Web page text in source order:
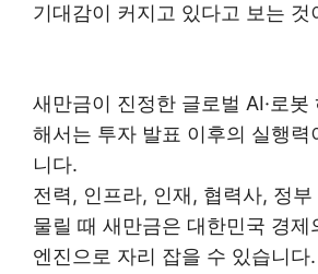
기대감이 커지고 있다고 보는 것
새만금이 진정한 글로벌 AI·로봇
해서는 투자 발표 이후의 실행력
니다.
전력, 인프라, 인재, 협력사, 정
물릴 때 새만금은 대한민국 경제
엔진으로 자리 잡을 수 있습니다.